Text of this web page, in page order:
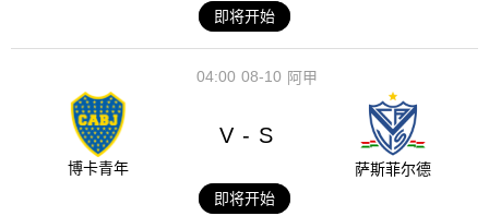
即将开始
08-10
04:00 阿甲
博卡青年
V - S
萨斯菲尔德
即将开始